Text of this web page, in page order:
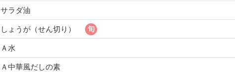
サラダ油
しょうが（せん切り）
Ａ水
Ａ中華風だしの素